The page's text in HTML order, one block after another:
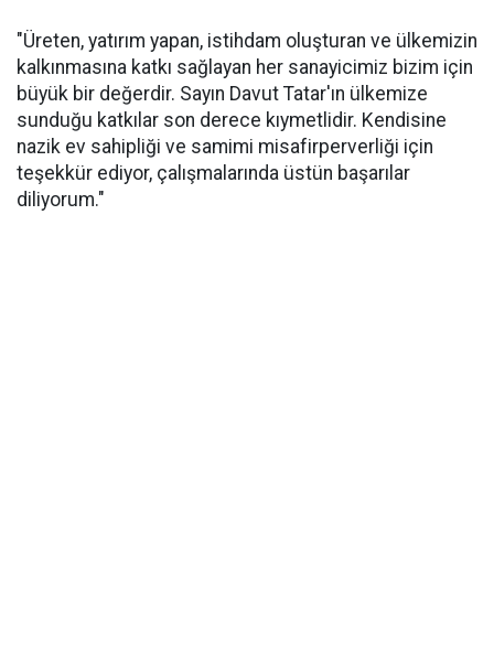
"Üreten, yatırım yapan, istihdam oluşturan ve ülkemizin
kalkınmasına katkı sağlayan her sanayicimiz bizim için
büyük bir değerdir. Sayın Davut Tatar'ın ülkemize
sunduğu katkılar son derece kıymetlidir. Kendisine
nazik ev sahipliği ve samimi misafirperverliği için
teşekkür ediyor, çalışmalarında üstün başarılar
diliyorum."